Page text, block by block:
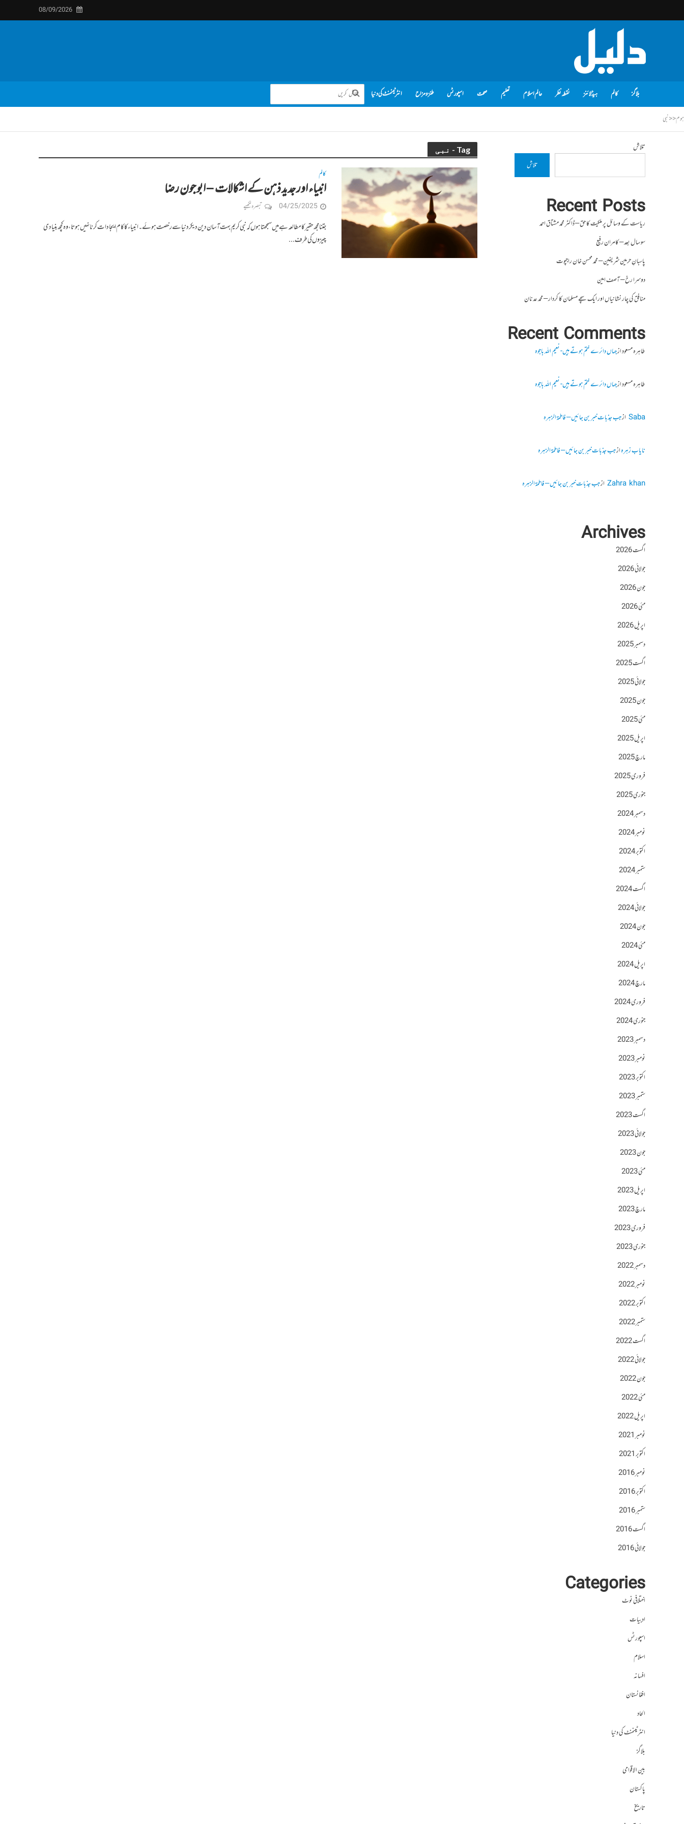
08/09/2026
بلاگز کالم ہیڈلائنز نقطہ نظر عالم اسلام تعلیم صحت اسپورٹس طنز و مزاح انٹرٹینمنٹ کی دنیا
ہوم<<نبی
Tag - نبی
کالم
انبیاء اور جدید ذہن کے اشکالات – ابو جون رضا
04/25/2025 تبصرہ لکھیے
جتنا مجھ حقیر کا مطالعہ ہے میں سمجھتا ہوں کہ نبی کریم بہت آسان دین دیکر دنیا سے رخصت ہوئے۔ انبیاء کا کام ایجادات کرنا نہیں ہوتا، وہ کچھ بنیادی
چیزوں کی طرف...
تلاش
تلاش
Recent Posts
ریاست کے وسائل پر ملکیت کا حق – ڈاکٹر محمد مشتاق احمد
سو سال بعد – کامران رفیع
پاسبانِ حرمین شریفین – محمد محسن خان راجپوت
دوسرا رخ – آصف امین
منافق کی چار نشانیاں اور ایک سچے مسلمان کا کردار – محمد عدنان
Recent Comments
طاہرہ مسعودازجہاں دائرے ختم ہوتے ہیں- نعیم اللہ باجوہ
طاہرہ مسعودازجہاں دائرے ختم ہوتے ہیں- نعیم اللہ باجوہ
Sabaازجب جذبات خبر بن جائیں – فاطمۃالزہرہ
نایاب زہرہازجب جذبات خبر بن جائیں – فاطمۃالزہرہ
Zahra khanازجب جذبات خبر بن جائیں – فاطمۃالزہرہ
Archives
اگست 2026
جولائی 2026
جون 2026
مئی 2026
اپریل 2026
دسمبر 2025
اگست 2025
جولائی 2025
جون 2025
مئی 2025
اپریل 2025
مارچ 2025
فروری 2025
جنوری 2025
دسمبر 2024
نومبر 2024
اکتوبر 2024
ستمبر 2024
اگست 2024
جولائی 2024
جون 2024
مئی 2024
اپریل 2024
مارچ 2024
فروری 2024
جنوری 2024
دسمبر 2023
نومبر 2023
اکتوبر 2023
ستمبر 2023
اگست 2023
جولائی 2023
جون 2023
مئی 2023
اپریل 2023
مارچ 2023
فروری 2023
جنوری 2023
دسمبر 2022
نومبر 2022
اکتوبر 2022
ستمبر 2022
اگست 2022
جولائی 2022
جون 2022
مئی 2022
اپریل 2022
نومبر 2021
اکتوبر 2021
نومبر 2016
اکتوبر 2016
ستمبر 2016
اگست 2016
جولائی 2016
Categories
اختلافی نوٹ
ادبیات
اسپورٹس
اسلام
افسانہ
افغانستان
الحاد
انٹرٹینمنٹ کی دنیا
بلاگز
بین الاقوامی
پاکستان
تاریخ